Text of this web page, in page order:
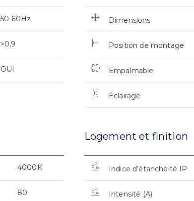
50-60Hz
>0,9
OUI
Dimensions
Position de montage
Empalmable
Éclairage
4000K
80
Logement et finition
Indice d’étanchéité IP
Intensité (A)